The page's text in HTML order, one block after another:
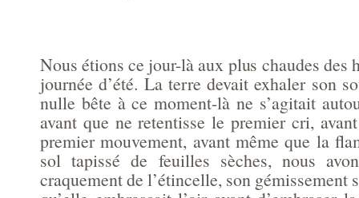
Nous étions ce jour-là aux plus chaudes des
journée d’été. La terre devait exhaler son
nulle bête à ce moment-là ne s’agitait
avant que ne retentisse le premier cri,
premier mouvement, avant même que la
sol tapissé de feuilles sèches, nous
craquement de l’étincelle, son gémissement